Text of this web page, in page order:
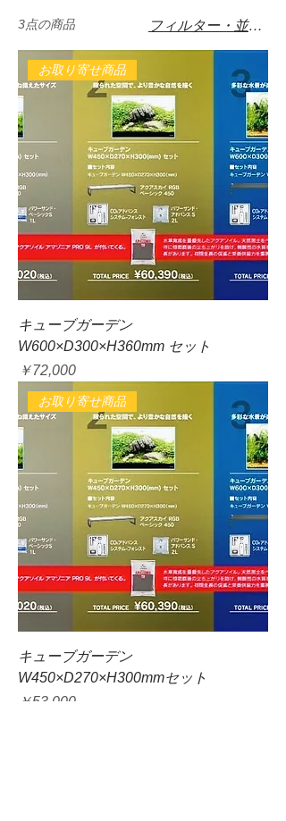
3点の商品 フィルター・並び替え
お取り寄せ商品
キューブガーデン
W600×D300×H360mm セット
価格
￥72,000
お取り寄せ商品
キューブガーデン
W450×D270×H300mmセット
価格
￥53,000